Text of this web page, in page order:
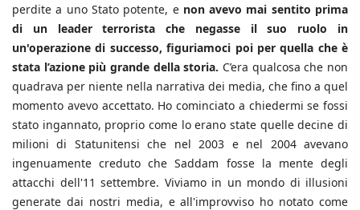
perdite a uno Stato potente, e non avevo mai sentito prima
di un leader terrorista che negasse il suo ruolo in
un'operazione di successo, figuriamoci poi per quella che è
stata l’azione più grande della storia. C’era qualcosa che non
quadrava per niente nella narrativa dei media, che fino a quel
momento avevo accettato. Ho cominciato a chiedermi se fossi
stato ingannato, proprio come lo erano state quelle decine di
milioni di Statunitensi che nel 2003 e nel 2004 avevano
ingenuamente creduto che Saddam fosse la mente degli
attacchi dell'11 settembre. Viviamo in un mondo di illusioni
generate dai nostri media, e all'improvviso ho notato come